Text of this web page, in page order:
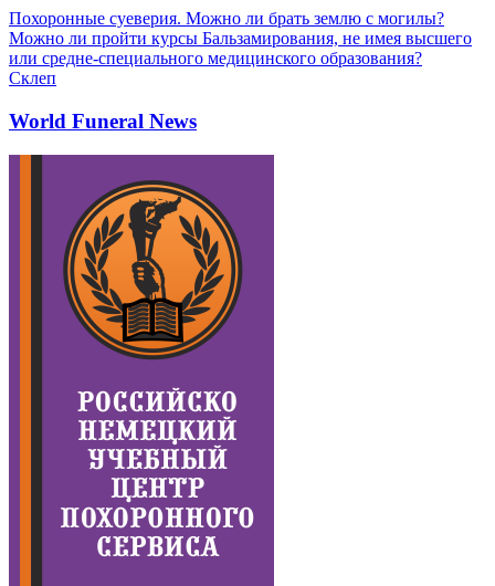
Похоронные суеверия. Можно ли брать землю с могилы?
Можно ли пройти курсы Бальзамирования, не имея высшего
или средне-специального медицинского образования?
Склеп
World Funeral News